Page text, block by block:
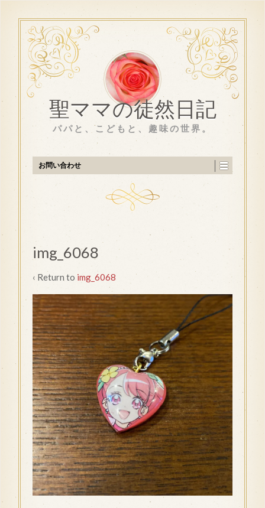
聖ママの徒然日記
パパと、こどもと、趣味の世界。
お問い合わせ
img_6068
‹ Return to img_6068